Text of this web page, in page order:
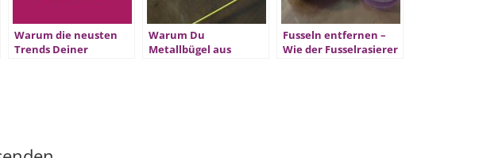
Warum die neusten
Trends Deiner
Warum Du
Metallbügel aus
Fusseln entfernen –
Wie der Fusselrasierer